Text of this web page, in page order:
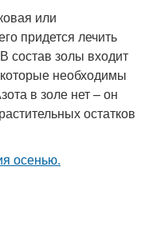
или
придется лечить
состав золы входит
необходимы
в золе нет – он
остатков